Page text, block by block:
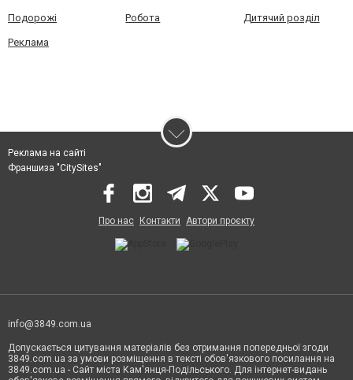
Подорожі Робота Дитячий розділ
Реклама
Реклама на сайті
Франшиза "CitySites"
Про нас Контакти Автори проєкту
info@3849.com.ua
Допускається цитування матеріалів без отримання попередньої згоди
3849.com.ua за умови розміщення в тексті обов'язкового посилання на
3849.com.ua - Сайт міста Кам'янця-Подільського. Для інтернет-видань